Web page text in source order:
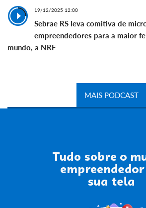
19/12/2025 12:00
Sebrae RS leva comitiva de
empreendedores para a maior
mundo, a NRF
MAIS PODCAST